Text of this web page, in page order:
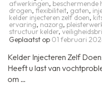
afwerkingen, beschermende
drogen, flexibiliteit, gaten,
kelder injecteren zelf doen,
ervaring, nazorg,
structuur kelder,
Geplaatst op 01 februari
Kelder Injecteren Zelf
Heeft u last van
om …